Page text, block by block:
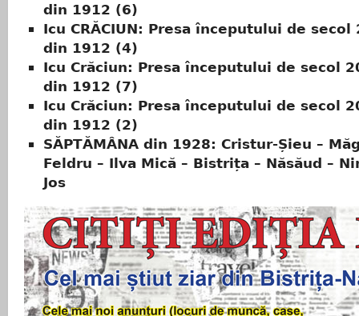
din 1912 (6)
Icu CRĂCIUN: Presa începutului de secol
din 1912 (4)
Icu Crăciun: Presa începutului de secol
din 1912 (7)
Icu Crăciun: Presa începutului de secol
din 1912 (2)
SĂPTĂMÂNA din 1928: Cristur-Șieu –
Feldru – Ilva Mică – Bistrița – Năsăud –
Jos